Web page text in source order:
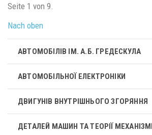
Seite 1 von 9.
Nach oben
АВТОМОБІЛІВ ІМ. А.Б. ГРЕДЕСКУЛА
АВТОМОБІЛЬНОЇ ЕЛЕКТРОНІКИ
ДВИГУНІВ ВНУТРІШНЬОГО ЗГОРЯННЯ
ДЕТАЛЕЙ МАШИН ТА ТЕОРІЇ